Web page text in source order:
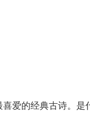
爱的经典古诗。是